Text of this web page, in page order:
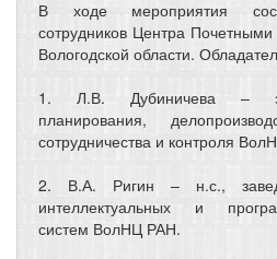
В ходе мероприятия
сотрудников Центра
Вологодской области.
1. Л.В. Дубиничева –
планирования,
сотрудничества и контроля
2. В.А. Ригин – н.с.,
интеллектуальных и
систем ВолНЦ РАН.